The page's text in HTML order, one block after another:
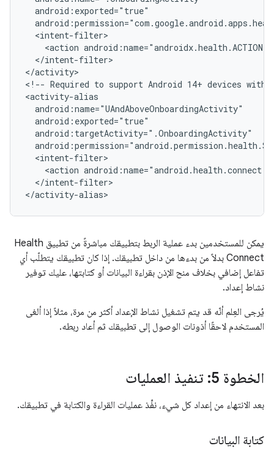
<action
</intent-filter>
</activity>
<!-- Required to support Android 14+ devices with
<action
</intent-filter>
يمكن للمستخدمين بدء عملية الربط بتطبيقك مباشرةً من تطبيق Health
Connect بدلاً من بدءها من داخل تطبيقك. إذا كان تطبيقك يتطلّب أي
تفاعل إضافي بخلاف منح الإذن بقراءة البيانات أو كتابتها، عليك توفير
نشاط إعداد.
يُرجى العِلم أنّه قد يتم تشغيل نشاط الإعداد أكثر من مرة، مثلاً إذا ألغى
المستخدم لاحقًا أذونات الوصول إلى تطبيقك ثم أعاد ربطه.
الخطوة 5: تنفيذ العمليات
بعد الانتهاء من إعداد كل شيء، نفِّذ عمليات القراءة والكتابة في تطبيقك.
كتابة البيانات